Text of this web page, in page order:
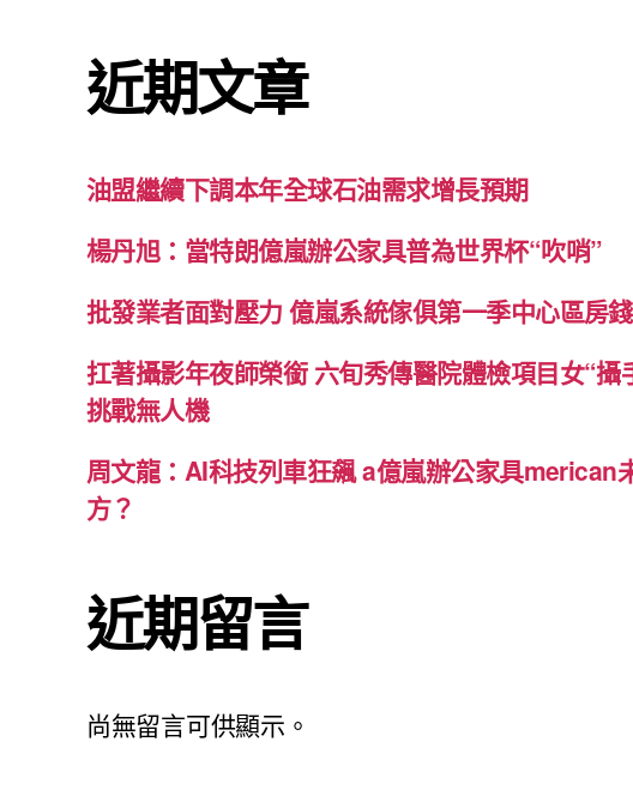
近期文章
油盟繼續下調本年全球石油需求增長預期
楊丹旭：當特朗億嵐辦公家具普為世界杯“吹哨”
批發業者面對壓力 億嵐系統傢俱第一季中心區房
扛著攝影年夜師榮銜 六旬秀傳醫院體檢項目女“攝
挑戰無人機
周文龍：AI科技列車狂飆 a億嵐辦公家具merican
方？
近期留言
尚無留言可供顯示。